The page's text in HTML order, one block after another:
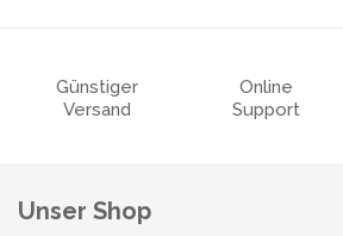
Günstiger
Versand
Online
Support
Unser Shop